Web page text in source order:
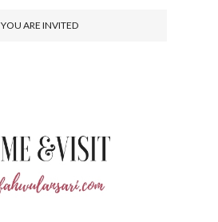
YOU ARE INVITED